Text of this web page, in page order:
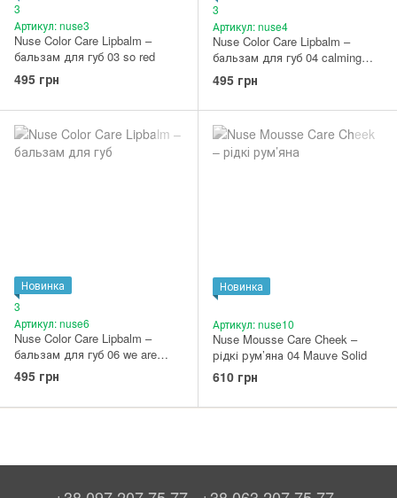
3
Артикул: nuse3
Nuse Color Care Lipbalm –
бальзам для губ 03 so red
495 грн
3
Артикул: nuse4
Nuse Color Care Lipbalm –
бальзам для губ 04 calming
coral
495 грн
Новинка
3
Артикул: nuse6
Nuse Color Care Lipbalm –
бальзам для губ 06 we are
nuse
495 грн
Новинка
Артикул: nuse10
Nuse Mousse Care Cheek –
рідкі рум’яна 04 Mauve Solid
610 грн